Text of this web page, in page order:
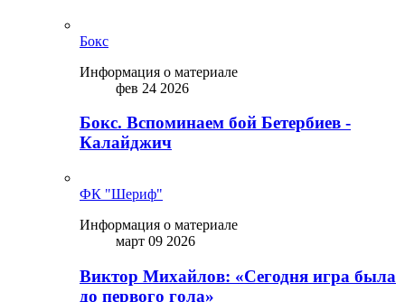
Бокс
Информация о материале
фев 24 2026
Бокс. Вспоминаем бой Бетербиев -
Калайджич
ФК "Шериф"
Информация о материале
март 09 2026
Виктор Михайлов: «Сегодня игра была
до первого гола»